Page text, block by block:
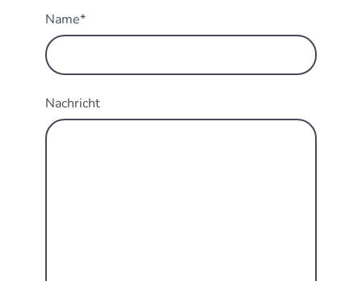
Name*
Nachricht